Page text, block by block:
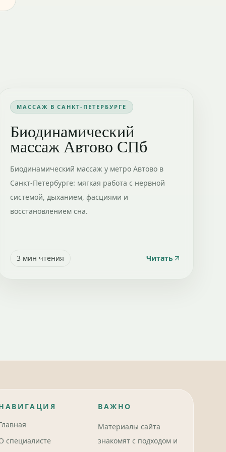
МАССАЖ В САНКТ-ПЕТЕРБУРГЕ
Биодинамический
массаж Автово СПб
Биодинамический массаж у метро Автово в
Санкт-Петербурге: мягкая работа с нервной
системой, дыханием, фасциями и
восстановлением сна.
3мин чтения Читать
специалисте
ВАЖНО
Материалы сайта
знакомят с подходом и